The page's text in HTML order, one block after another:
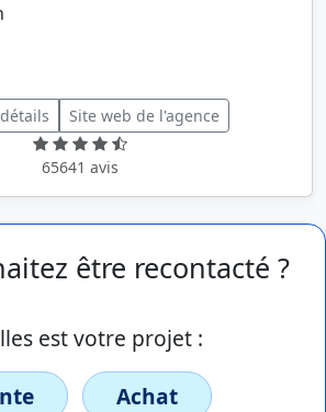
Site web de l'agence
65641 avis
être recontacté ?
est votre projet :
Achat